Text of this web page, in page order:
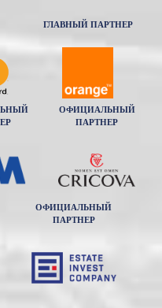
ГЛАВНЫЙ ПАРТНЕР
ОФИЦИАЛЬНЫЙ
ПАРТНЕР
ОФИЦИАЛЬНЫЙ
ПАРТНЕР